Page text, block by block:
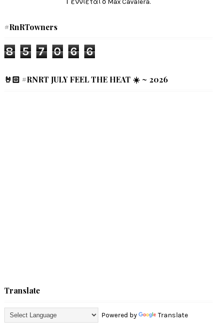
#RnRTowners
8 5 7 0 6 6
🤘🏻 #RNRT JULY FEEL THE HEAT ☀️ ~ 2026
Translate
Powered by Translate